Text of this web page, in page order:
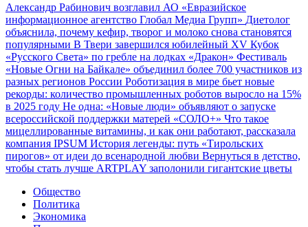
Александр Рабинович возглавил АО «Евразийское
информационное агентство Глобал Медиа Групп» Диетолог
объяснила, почему кефир, творог и молоко снова становятся
популярными В Твери завершился юбилейный XV Кубок
«Русского Света» по гребле на лодках «Дракон» Фестиваль
«Новые Огни на Байкале» объединил более 700 участников из
разных регионов России Роботизация в мире бьет новые
рекорды: количество промышленных роботов выросло на 15%
в 2025 году Не одна: «Новые люди» объявляют о запуске
всероссийской поддержки матерей «СОЛО+» Что такое
мицеллированные витамины, и как они работают, рассказала
компания IPSUM История легенды: путь «Тирольских
пирогов» от идеи до всенародной любви Вернуться в детство,
чтобы стать лучше ARTPLAY заполонили гигантские цветы
Общество
Политика
Экономика